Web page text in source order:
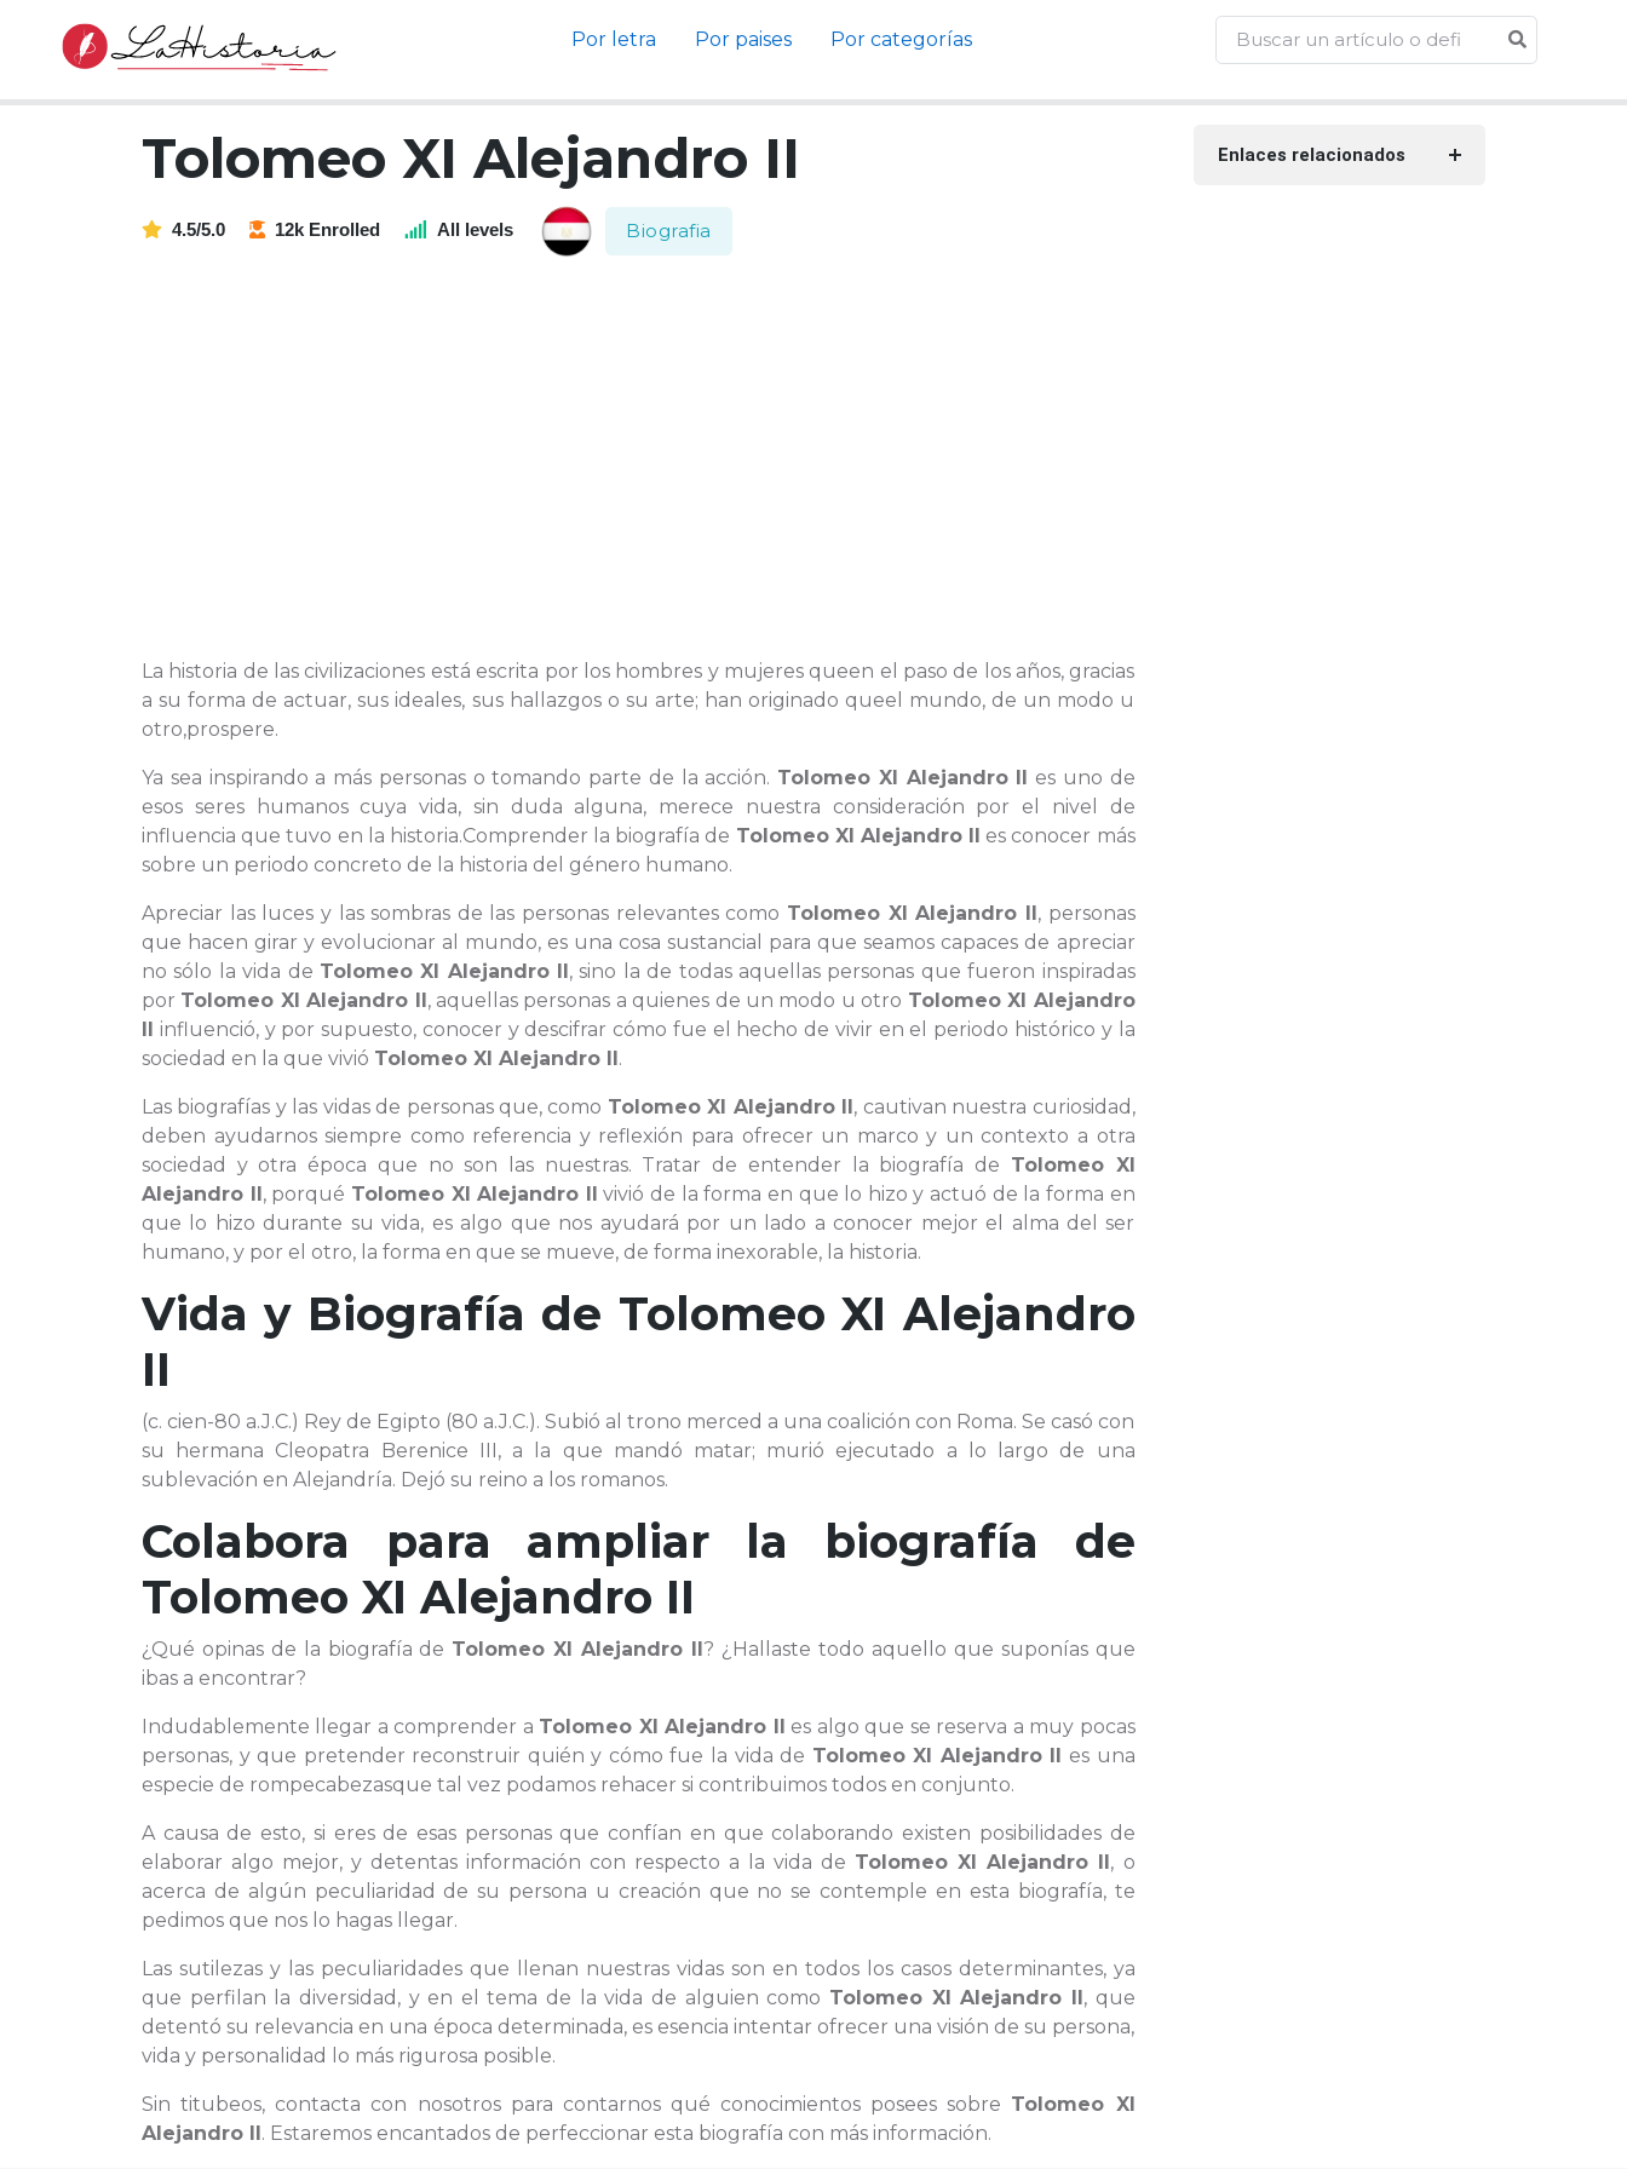
Por letra Por paises Por categorías
Tolomeo XI Alejandro II
4.5/5.0 12k Enrolled All levels Biografia
La historia de las civilizaciones está escrita por los hombres y mujeres queen el paso de los años, gracias
a su forma de actuar, sus ideales, sus hallazgos o su arte; han originado queel mundo, de un modo u
otro,prospere.
Ya sea inspirando a más personas o tomando parte de la acción. Tolomeo XI Alejandro II es uno de
esos seres humanos cuya vida, sin duda alguna, merece nuestra consideración por el nivel de
influencia que tuvo en la historia.Comprender la biografía de Tolomeo XI Alejandro II es conocer más
sobre un periodo concreto de la historia del género humano.
Apreciar las luces y las sombras de las personas relevantes como Tolomeo XI Alejandro II, personas
que hacen girar y evolucionar al mundo, es una cosa sustancial para que seamos capaces de apreciar
no sólo la vida de Tolomeo XI Alejandro II, sino la de todas aquellas personas que fueron inspiradas
por Tolomeo XI Alejandro II, aquellas personas a quienes de un modo u otro Tolomeo XI Alejandro
II influenció, y por supuesto, conocer y descifrar cómo fue el hecho de vivir en el periodo histórico y la
sociedad en la que vivió Tolomeo XI Alejandro II.
Las biografías y las vidas de personas que, como Tolomeo XI Alejandro II, cautivan nuestra curiosidad,
deben ayudarnos siempre como referencia y reflexión para ofrecer un marco y un contexto a otra
sociedad y otra época que no son las nuestras. Tratar de entender la biografía de Tolomeo XI
Alejandro II, porqué Tolomeo XI Alejandro II vivió de la forma en que lo hizo y actuó de la forma en
que lo hizo durante su vida, es algo que nos ayudará por un lado a conocer mejor el alma del ser
humano, y por el otro, la forma en que se mueve, de forma inexorable, la historia.
Vida y Biografía de Tolomeo XI Alejandro
II
(c. cien-80 a.J.C.) Rey de Egipto (80 a.J.C.). Subió al trono merced a una coalición con Roma. Se casó con
su hermana Cleopatra Berenice III, a la que mandó matar; murió ejecutado a lo largo de una
sublevación en Alejandría. Dejó su reino a los romanos.
Colabora para ampliar la biografía de
Tolomeo XI Alejandro II
¿Qué opinas de la biografía de Tolomeo XI Alejandro II? ¿Hallaste todo aquello que suponías que
ibas a encontrar?
Indudablemente llegar a comprender a Tolomeo XI Alejandro II es algo que se reserva a muy pocas
personas, y que pretender reconstruir quién y cómo fue la vida de Tolomeo XI Alejandro II es una
especie de rompecabezasque tal vez podamos rehacer si contribuimos todos en conjunto.
A causa de esto, si eres de esas personas que confían en que colaborando existen posibilidades de
elaborar algo mejor, y detentas información con respecto a la vida de Tolomeo XI Alejandro II, o
acerca de algún peculiaridad de su persona u creación que no se contemple en esta biografía, te
pedimos que nos lo hagas llegar.
Las sutilezas y las peculiaridades que llenan nuestras vidas son en todos los casos determinantes, ya
que perfilan la diversidad, y en el tema de la vida de alguien como Tolomeo XI Alejandro II, que
detentó su relevancia en una época determinada, es esencia intentar ofrecer una visión de su persona,
vida y personalidad lo más rigurosa posible.
Sin titubeos, contacta con nosotros para contarnos qué conocimientos posees sobre Tolomeo XI
Alejandro II. Estaremos encantados de perfeccionar esta biografía con más información.
Enlaces relacionados